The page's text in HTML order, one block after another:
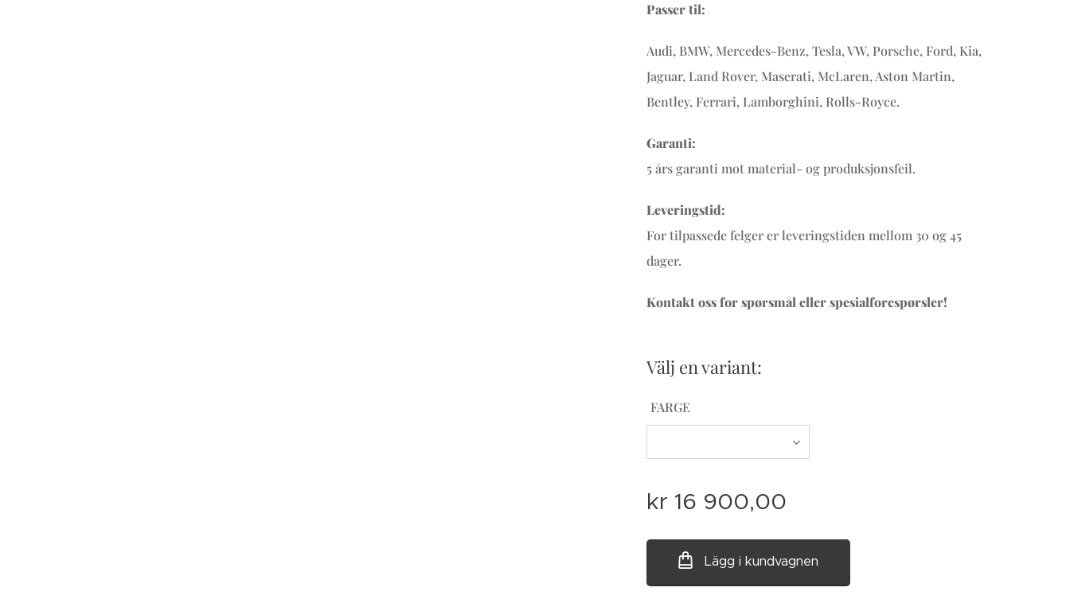
Passer til:
Audi, BMW, Mercedes-Benz, Tesla, VW, Porsche, Ford, Kia,
Jaguar, Land Rover, Maserati, McLaren, Aston Martin,
Bentley, Ferrari, Lamborghini, Rolls-Royce.
Garanti:
5 års garanti mot material- og produksjonsfeil.
Leveringstid:
For tilpassede felger er leveringstiden mellom 30 og 45
dager.
Kontakt oss for spørsmål eller spesialforespørsler!
Välj en variant:
FARGE
kr 16 900,00
Lägg i kundvagnen